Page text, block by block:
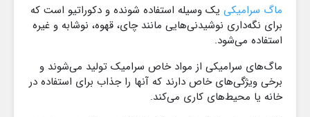
ماگ سرامیکی یک وسیله استفاده‌ شونده و دکوراتیو است که
برای نگه‌داری نوشیدنی‌هایی مانند چای، قهوه، نوشابه و غیره
استفاده می‌شود.
ماگ‌های سرامیکی از مواد خاص سرامیک تولید می‌شوند و
برخی ویژگی‌های خاص دارند که آنها را جذاب برای استفاده در
خانه یا محیط‌های کاری می‌کند.